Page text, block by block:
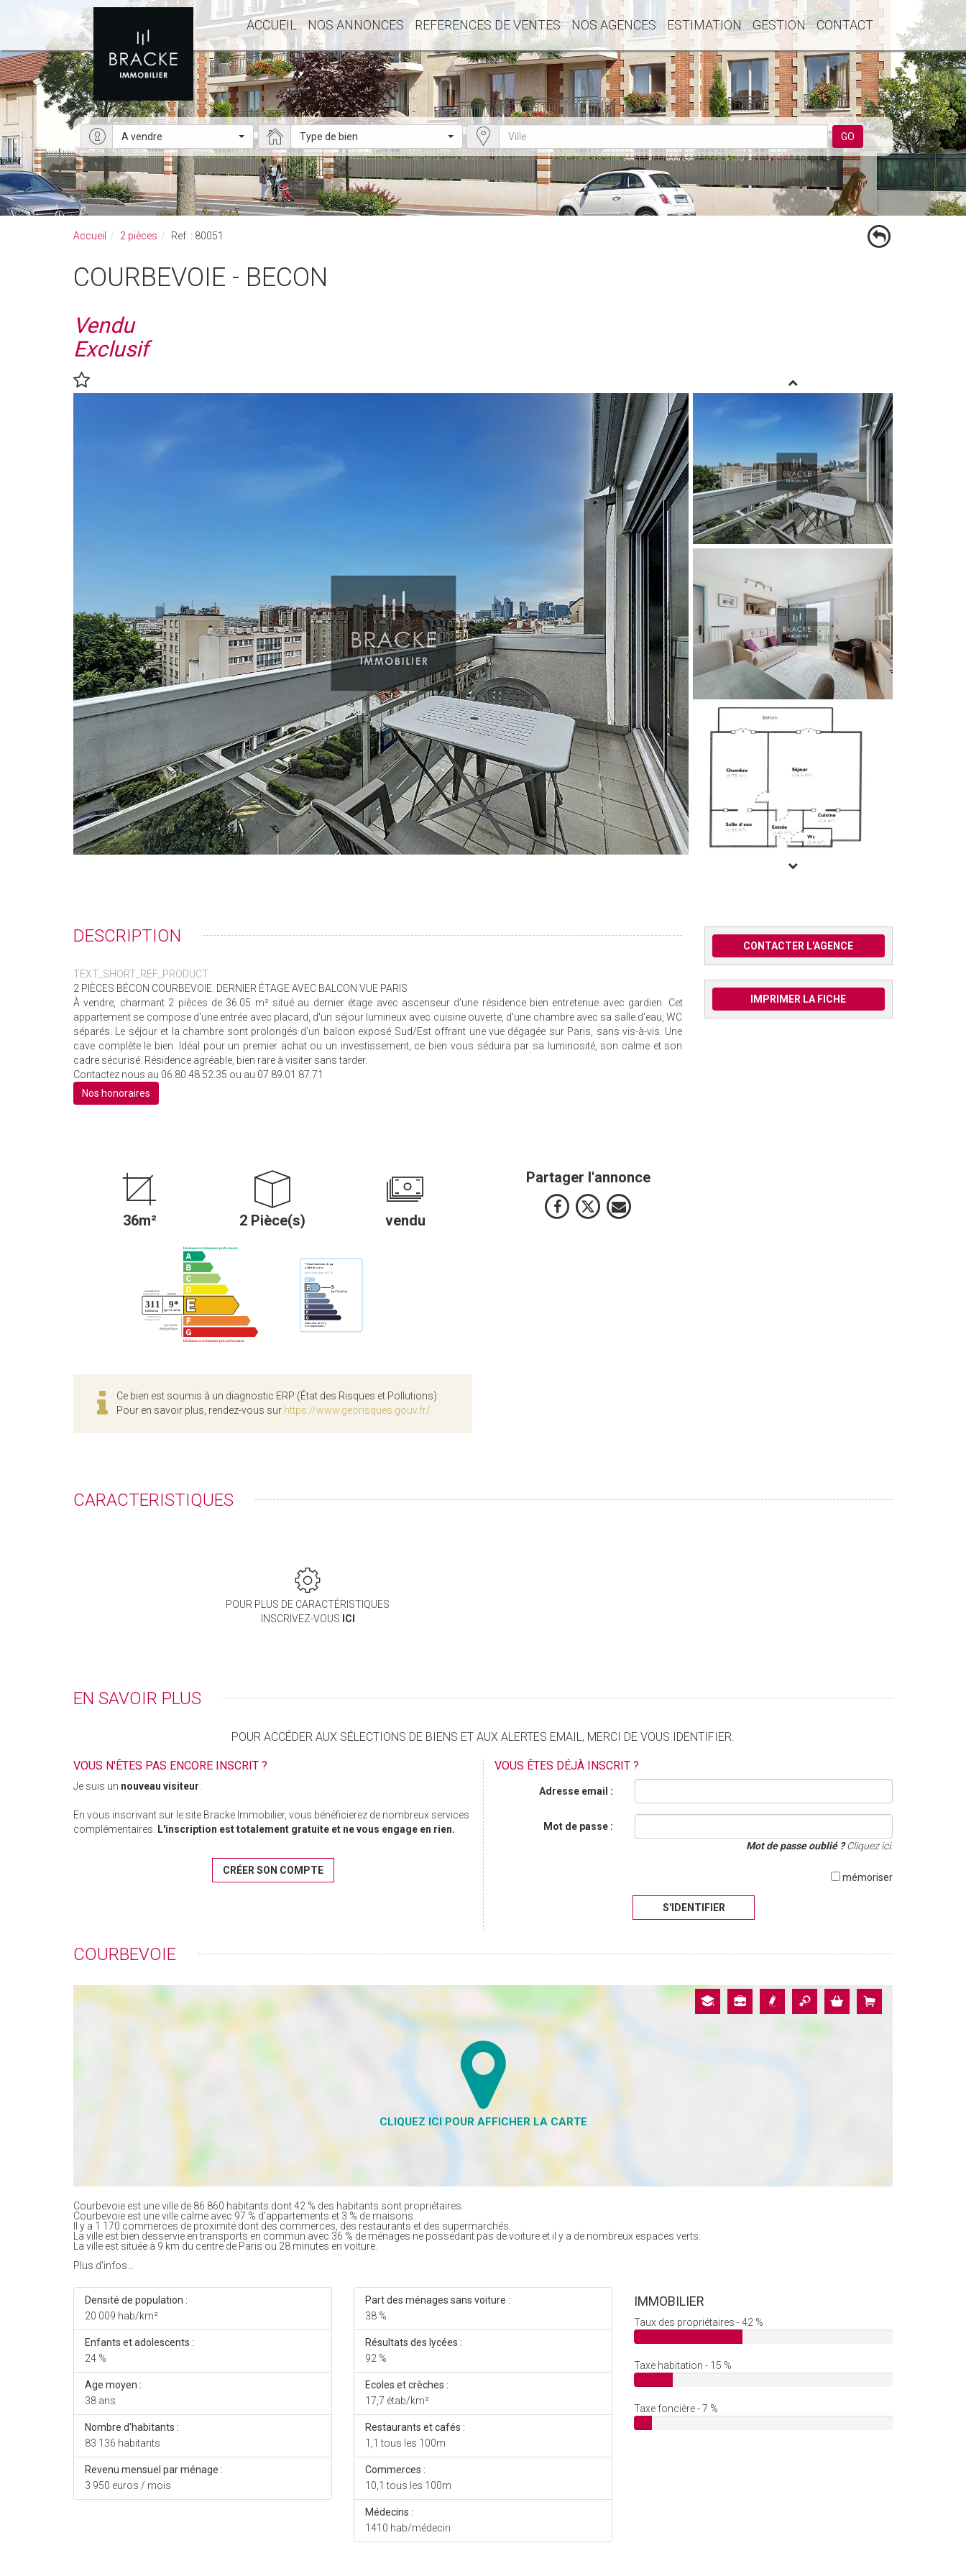
ACCUEIL NOS ANNONCES REFERENCES DE VENTES NOS AGENCES ESTIMATION GESTION CONTACT
A vendre Type de bien GO
Accueil 2 pièces Ref. : 80051
COURBEVOIE - BECON
Vendu
Exclusif
DESCRIPTION
TEXT_SHORT_REF_PRODUCT
2 PIÈCES BÉCON COURBEVOIE. DERNIER ÉTAGE AVEC BALCON VUE PARIS
À vendre, charmant 2 pièces de 36.05 m² situé au dernier étage avec ascenseur d'une résidence bien entretenue avec gardien. Cet
appartement se compose d'une entrée avec placard, d'un séjour lumineux avec cuisine ouverte, d'une chambre avec sa salle d'eau, WC
séparés. Le séjour et la chambre sont prolongés d'un balcon exposé Sud/Est offrant une vue dégagée sur Paris, sans vis-à-vis. Une
cave complète le bien. Idéal pour un premier achat ou un investissement, ce bien vous séduira par sa luminosité, son calme et son
cadre sécurisé. Résidence agréable, bien rare à visiter sans tarder.
Contactez nous au 06.80.48.52.35 ou au 07.89.01.87.71
Nos honoraires
36m² 2 Pièce(s) vendu
Ce bien est soumis à un diagnostic ERP (État des Risques et Pollutions).
Pour en savoir plus, rendez-vous sur https://www.georisques.gouv.fr/
Partager l'annonce
CONTACTER L'AGENCE
IMPRIMER LA FICHE
CARACTERISTIQUES
POUR PLUS DE CARACTÉRISTIQUES
INSCRIVEZ-VOUS ICI
EN SAVOIR PLUS
POUR ACCÉDER AUX SÉLECTIONS DE BIENS ET AUX ALERTES EMAIL, MERCI DE VOUS IDENTIFIER.
VOUS N'ÊTES PAS ENCORE INSCRIT ?
Je suis un nouveau visiteur.
En vous inscrivant sur le site Bracke Immobilier, vous bénéficierez de nombreux services
complémentaires. L'inscription est totalement gratuite et ne vous engage en rien.
CRÉER SON COMPTE
VOUS ÊTES DÉJÀ INSCRIT ?
Adresse email :
Mot de passe :
Mot de passe oublié ?Cliquez ici.
mémoriser
S'IDENTIFIER
COURBEVOIE
Courbevoie est une ville de 86 860 habitants dont 42 % des habitants sont propriétaires.
Courbevoie est une ville calme avec 97 % d'appartements et 3 % de maisons.
Il y a 1 170 commerces de proximité dont des commerces, des restaurants et des supermarchés.
La ville est bien desservie en transports en commun avec 36 % de ménages ne possédant pas de voiture et il y a de nombreux espaces verts.
La ville est située à 9 km du centre de Paris ou 28 minutes en voiture.
Plus d'infos...
Densité de population :
20 009 hab/km²
Enfants et adolescents :
24 %
Age moyen :
38 ans
Nombre d'habitants :
83 136 habitants
Revenu mensuel par ménage :
3 950 euros / mois
Part des ménages sans voiture :
38 %
Résultats des lycées :
92 %
Ecoles et crèches :
17,7 étab/km²
Restaurants et cafés :
1,1 tous les 100m
Commerces :
10,1 tous les 100m
Médecins :
1410 hab/médecin
IMMOBILIER
Taux des propriétaires - 42 %
Taxe habitation - 15 %
Taxe foncière - 7 %